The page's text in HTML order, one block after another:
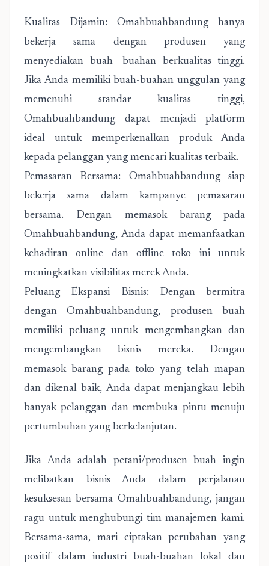
Kualitas Dijamin: Omahbuahbandung hanya
bekerja sama dengan produsen yang
menyediakan buah- buahan berkualitas tinggi.
Jika Anda memiliki buah-buahan unggulan yang
memenuhi standar kualitas tinggi,
Omahbuahbandung dapat menjadi platform
ideal untuk memperkenalkan produk Anda
kepada pelanggan yang mencari kualitas terbaik.
Pemasaran Bersama: Omahbuahbandung siap
bekerja sama dalam kampanye pemasaran
bersama. Dengan memasok barang pada
Omahbuahbandung, Anda dapat memanfaatkan
kehadiran online dan offline toko ini untuk
meningkatkan visibilitas merek Anda.
Peluang Ekspansi Bisnis: Dengan bermitra
dengan Omahbuahbandung, produsen buah
memiliki peluang untuk mengembangkan dan
mengembangkan bisnis mereka. Dengan
memasok barang pada toko yang telah mapan
dan dikenal baik, Anda dapat menjangkau lebih
banyak pelanggan dan membuka pintu menuju
pertumbuhan yang berkelanjutan.
Jika Anda adalah petani/produsen buah ingin
melibatkan bisnis Anda dalam perjalanan
kesuksesan bersama Omahbuahbandung, jangan
ragu untuk menghubungi tim manajemen kami.
Bersama-sama, mari ciptakan perubahan yang
positif dalam industri buah-buahan lokal dan